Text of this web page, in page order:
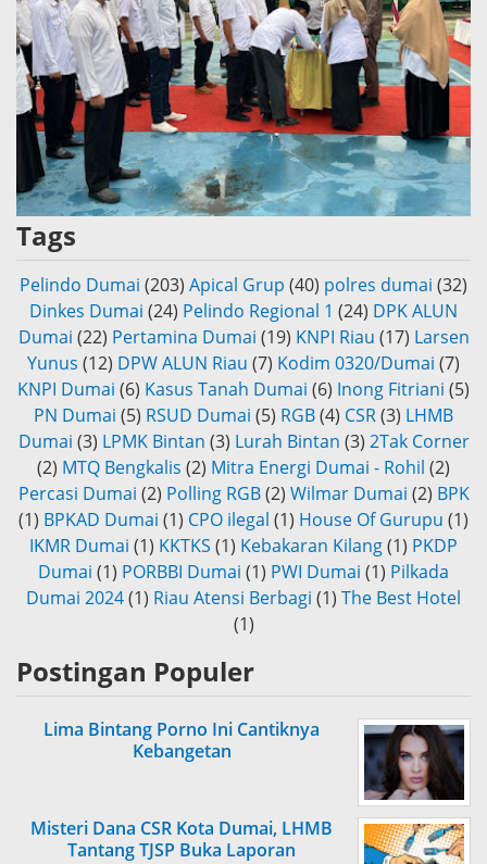
Tags
Pelindo Dumai (203) Apical Grup (40) polres dumai (32)
Dinkes Dumai (24) Pelindo Regional 1 (24) DPK ALUN
Dumai (22) Pertamina Dumai (19) KNPI Riau (17) Larsen
Yunus (12) DPW ALUN Riau (7) Kodim 0320/Dumai (7)
KNPI Dumai (6) Kasus Tanah Dumai (6) Inong Fitriani (5)
PN Dumai (5) RSUD Dumai (5) RGB(4) CSR(3) LHMB
Dumai (3) LPMK Bintan (3) Lurah Bintan (3) 2Tak Corner
(2) MTQ Bengkalis (2) Mitra Energi Dumai - Rohil (2)
Percasi Dumai (2) Polling RGB (2) Wilmar Dumai (2) BPK
(1) BPKAD Dumai (1) CPO ilegal (1) House Of Gurupu (1)
IKMR Dumai (1) KKTKS (1) Kebakaran Kilang(1) PKDP
Dumai (1) PORBBI Dumai (1) PWI Dumai (1) Pilkada
Dumai 2024(1) Riau Atensi Berbagi (1) The Best Hotel
(1)
Postingan Populer
Lima Bintang Porno Ini Cantiknya
Kebangetan
Misteri Dana CSR Kota Dumai, LHMB
Tantang TJSP Buka Laporan